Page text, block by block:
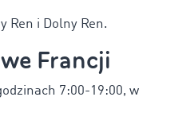
Ren i Dolny Ren.
Francji
7:00-19:00, w